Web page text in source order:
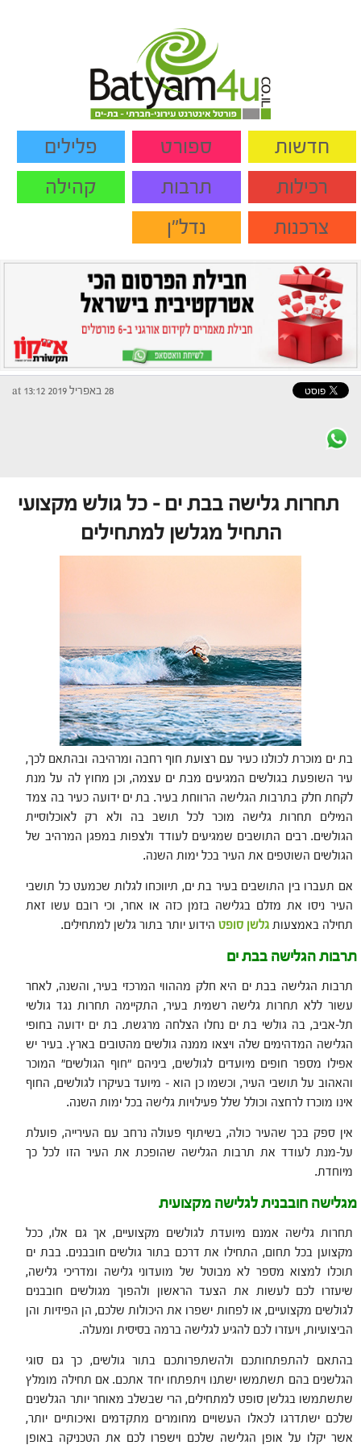
חדשות ספורט
פלילים
רכילות
תרבות
קהילה
צרכנות
נדל"ן
28 באפריל 2019 at 13:12
תחרות גלישה בבת ים – כל גולש מקצועי
התחיל מגלשן למתחילים
בת ים מוכרת לכולנו כעיר עם רצועת חוף רחבה ומרהיבה ובהתאם לכך,
עיר השופעת בגולשים המגיעים מבת ים עצמה, וכן מחוץ לה על מנת
לקחת חלק בתרבות הגלישה הרווחת בעיר. בת ים ידועה כעיר בה צמד
המילים תחרות גלישה מוכר לכל תושב בה ולא רק לאוכלוסיית
הגולשים. רבים התושבים שמגיעים לעודד ולצפות במפגן המרהיב של
הגולשים השוטפים את העיר בכל ימות השנה.
אם תעברו בין התושבים בעיר בת ים, תיווכחו לגלות שכמעט כל תושבי
העיר ניסו את מזלם בגלישה בזמן כזה או אחר, וכי רובם עשו זאת
תחילה באמצעות גלשן סופט הידוע יותר בתור גלשן למתחילים.
תרבות הגלישה בבת ים
תרבות הגלישה בבת ים היא חלק מההווי המרכזי בעיר, והשנה, לאחר
עשור ללא תחרות גלישה רשמית בעיר, התקיימה תחרות נגד גולשי
תל-אביב, בה גולשי בת ים נחלו הצלחה מרגשת. בת ים ידועה בחופי
הגלישה המדהימים שלה ויצאו ממנה גולשים מהטובים בארץ. בעיר יש
אפילו מספר חופים מיועדים לגולשים, ביניהם "חוף הגולשים" המוכר
והאהוב על תושבי העיר, וכשמו כן הוא – מיועד בעיקרו לגולשים, החוף
אינו מוכרז לרחצה וכולל שלל פעילויות גלישה בכל ימות השנה.
אין ספק בכך שהעיר כולה, בשיתוף פעולה נרחב עם העירייה, פועלת
על-מנת לעודד את תרבות הגלישה שהופכת את העיר הזו לכל כך
מיוחדת.
מגלישה חובבנית לגלישה מקצועית
תחרות גלישה אמנם מיועדת לגולשים מקצועיים, אך גם אלו, ככל
מקצוען בכל תחום, התחילו את דרכם בתור גולשים חובבנים. בבת ים
תוכלו למצוא מספר לא מבוטל של מועדוני גלישה ומדריכי גלישה,
שיעזרו לכם לעשות את הצעד הראשון ולהפוך מגולשים חובבנים
לגולשים מקצועיים, או לפחות ישפרו את היכולות שלכם, הן הפיזיות והן
הביצועיות, ויעזרו לכם להגיע לגלישה ברמה בסיסית ומעלה.
בהתאם להתפתחותכם ולהשתפרותכם בתור גולשים, כך גם סוגי
הגלשנים בהם תשתמשו ישתנו ויתפתחו יחד אתכם. אם תחילה מומלץ
שתשתמשו בגלשן סופט למתחילים, הרי שבשלב מאוחר יותר הגלשנים
שלכם ישתדרגו לכאלו העשויים מחומרים מתקדמים ואיכותיים יותר,
אשר יקלו על אופן הגלישה שלכם וישפרו לכם את הטכניקה באופן